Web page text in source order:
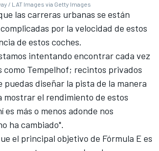
/ LAT Images via Getty Images
las carreras urbanas se están
por la velocidad de estos
de estos coches.
intentando encontrar cada vez
como Tempelhof; recintos privados
puedas diseñar la pista de la manera
mostrar el rendimiento de estos
es más o menos adonde nos
ha cambiado".
el principal objetivo de Fórmula E es